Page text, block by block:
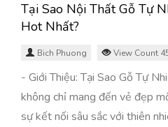
Tại Sao Nội Thất Gỗ Tự
Hot Nhất?
Bich Phuong View Count
- Giới Thiệu: Tại Sao Gỗ Tự
không chỉ mang đến vẻ đẹp
sự kết nối sâu sắc với thiên